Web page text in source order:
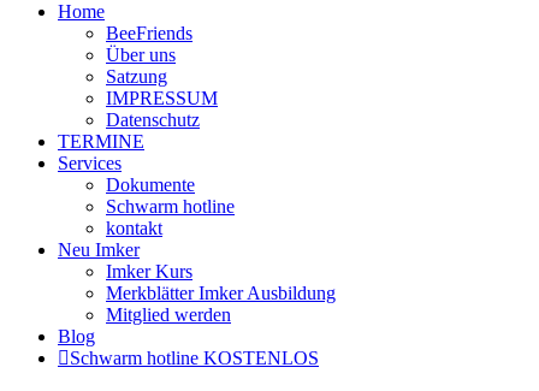
Home
BeeFriends
Über uns
Satzung
IMPRESSUM
Datenschutz
TERMINE
Services
Dokumente
Schwarm hotline
kontakt
Neu Imker
Imker Kurs
Merkblätter Imker Ausbildung
Mitglied werden
Blog
Schwarm hotline KOSTENLOS